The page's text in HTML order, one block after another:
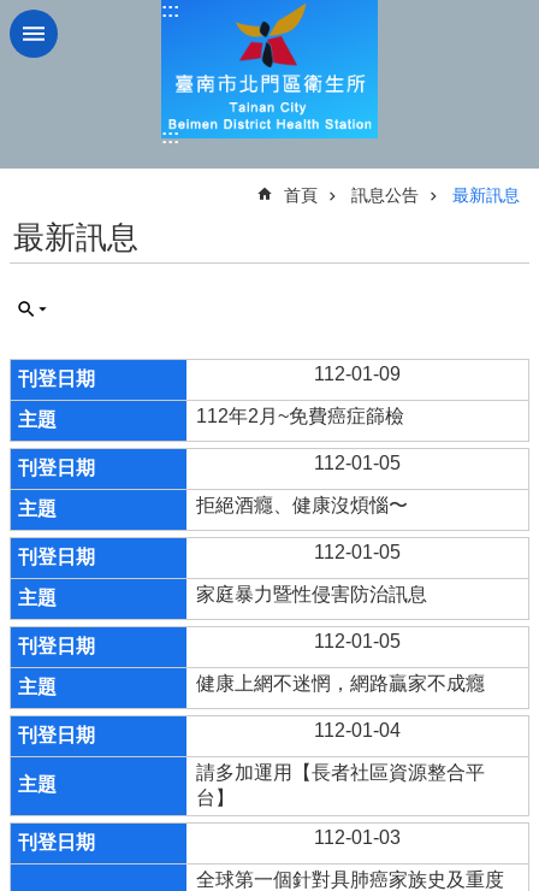
跳到主要內容區塊
:::
:::
首頁 訊息公告 最新訊息
最新訊息
112-01-09
112年2月~免費癌症篩檢
112-01-05
拒絕酒癮、健康沒煩惱〜
112-01-05
家庭暴力暨性侵害防治訊息
112-01-05
健康上網不迷惘，網路贏家不成癮
112-01-04
請多加運用【長者社區資源整合平
台】
112-01-03
全球第一個針對具肺癌家族史及重度